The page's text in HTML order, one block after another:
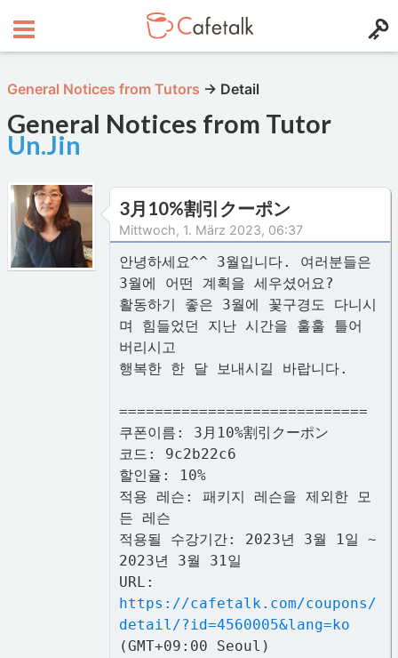
General Notices from Tutors → Detail
General Notices from Tutor
Un.Jin
3月10%割引クーポン
Mittwoch, 1. März 2023, 06:37
안녕하세요^^ 3월입니다. 여러분들은
3월에 어떤 계획을 세우셨어요?
활동하기 좋은 3월에 꽃구경도 다니시
며 힘들었던 지난 시간을 훌훌 틀어
버리시고
행복한 한 달 보내시길 바랍니다.
============================
쿠폰이름: 3月10%割引クーポン
코드: 9c2b22c6
할인율: 10%
적용 레슨: 패키지 레슨을 제외한 모
든 레슨
적용될 수강기간: 2023년 3월 1일 ~
2023년 3월 31일
URL:
https://cafetalk.com/coupons/
detail/?id=4560005&lang=ko
(GMT+09:00 Seoul)